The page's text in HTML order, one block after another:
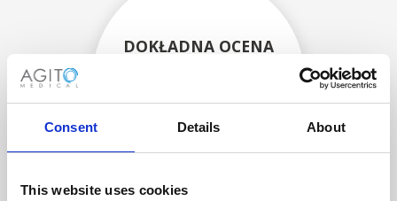
Consent Details About
This website uses cookies
DOKŁADNA OCENA